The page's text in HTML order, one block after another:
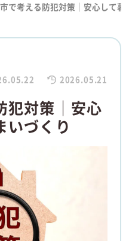
で考える防犯対策｜安心して
2026.05.21
犯対策｜安心
いづくり